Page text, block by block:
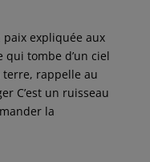
paix expliquée aux
tombe d’un ciel
rappelle au
C’est un ruisseau
la